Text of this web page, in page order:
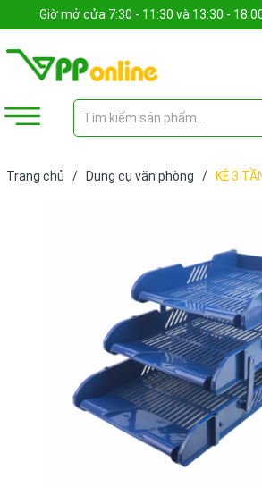
Giờ mở cửa 7:30 - 11:30 và 13:30 -
Trang chủ / Dụng cụ văn phòng / KỆ 3